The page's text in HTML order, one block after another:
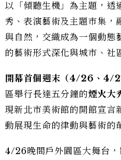
以「傾聽生機」為主題，透
秀、表演藝術及主題市集，
與自然，交織成為一個動態
的藝術形式深化與城市、社
開幕首個週末（4/26、4/
區舉行長達五分鐘的煙火大
現新北市美術館的開館宣言
動展現生命的律動與藝術的
4/26晚間戶外園區大舞台，